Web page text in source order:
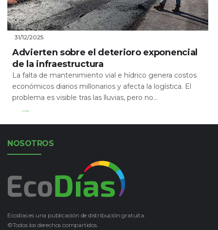
31/12/2025
Advierten sobre el deterioro exponencial
de la infraestructura
La falta de mantenimiento vial e hídrico genera costos
económicos diarios millonarios y afecta la logística. El
problema es visible tras las lluvias, pero no...
Leer Más
NOSOTROS
Ecodías es una publicación de distribución gratuita.
©Todos los derechos compartidos.